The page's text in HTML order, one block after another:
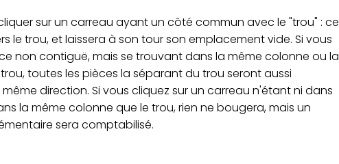
sur un carreau ayant un côté commun avec le "trou" : ce
le trou, et laissera à son tour son emplacement vide. Si vous
non contiguë, mais se trouvant dans la même colonne ou la
toutes les pièces la séparant du trou seront aussi
direction. Si vous cliquez sur un carreau n'étant ni dans
la même colonne que le trou, rien ne bougera, mais un
sera comptabilisé.